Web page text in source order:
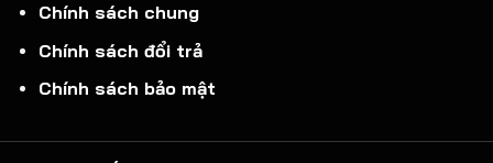
Chính sách chung
Chính sách đổi trả
Chính sách bảo mật